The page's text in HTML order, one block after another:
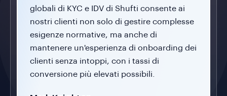
globali di KYC e IDV di Shufti consente ai
nostri clienti non solo di gestire complesse
esigenze normative, ma anche di
mantenere un'esperienza di onboarding dei
clienti senza intoppi, con i tassi di
conversione più elevati possibili.